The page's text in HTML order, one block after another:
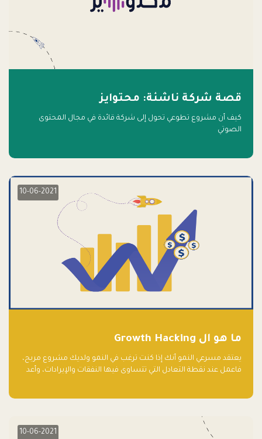
قصة شركة ناشئة: محتوايز
كيف أن مشروع تطوعي تحول إلى شركة قائدة في مجال المحتوى
الصوتي
10-06-2021
ما هو ال Growth Hacking
يعتقد مسرعي النمو أنك إذا كنت ترغب في النمو ولديك مشروع مربح،
فاعمل عند نقطة التعادل التي تتساوى فيها النفقات والإيرادات، وأعد
10-06-2021